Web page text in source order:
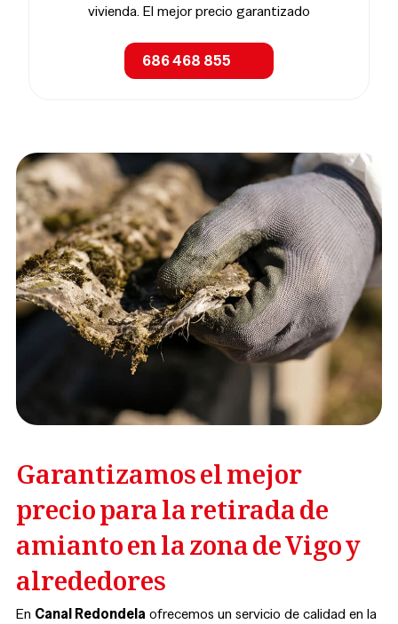
vivienda. El mejor precio garantizado
686 468 855
Garantizamos el mejor
precio para la retirada de
amianto en la zona de Vigo y
alrededores
En Canal Redondela ofrecemos un servicio de calidad en la